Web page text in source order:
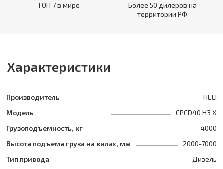
ТОП 7 в мире
Более 50 дилеров на
территории РФ
Характеристики
Производитель
HELI
Модель
CPCD40 H3 X
Грузоподъемность, кг
4000
Высота подъема груза на вилах, мм
2000-7000
Тип привода
Дизель